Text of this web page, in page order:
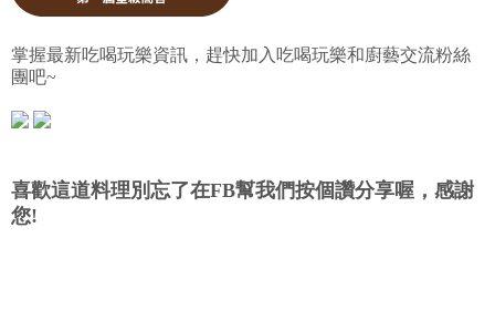
掌握最新吃喝玩樂資訊，趕快加入吃喝玩樂和廚藝交流粉絲
團吧~
喜歡這道料理別忘了在FB幫我們按個讚分享喔，感謝
您!